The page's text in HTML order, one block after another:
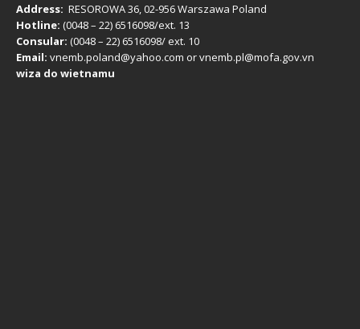
Address: RESOROWA 36, 02-956 Warszawa Poland
Hotline: (0048 – 22) ​6516098/ext. 13
Consular: (0048 – 22) 6516098/ ext. 10
Email: vnemb.poland@yahoo.com or vnemb.pl@mofa.gov.vn
wiza do wietnamu